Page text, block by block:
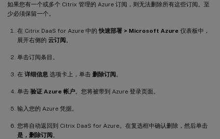
如果您有一个或多个 Citrix 管理的 Azure 订阅，则无法删除所有这些订阅。至
少必须保留一个。
在 Citrix DaaS for Azure 中的快速部署 > Microsoft Azure 仪表板中，
展开右侧的 云订阅。
单击订阅条目。
在 详细信息 选项卡上，单击 删除订阅。
单击 验证 Azure 帐户。您将被带到 Azure 登录页面。
输入您的 Azure 凭据。
您将自动返回到 Citrix DaaS for Azure。在复选框中确认删除，然后单击
是，删除订阅。